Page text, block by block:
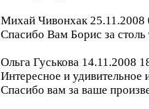
Михай Чивонхак 25.11.2008
Спасибо Вам Борис за
Ольга Гуськова 14.11.2008
Интересное и удивительное
Спасибо вам за ваше